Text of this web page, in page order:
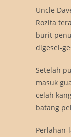
Uncle
Rozita
burit
digesel-
Setelah
masuk
celah
batang
Perlahan-